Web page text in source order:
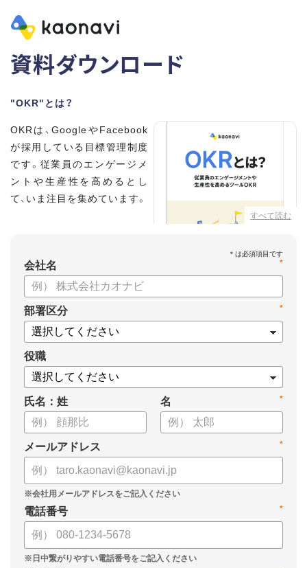
資料ダウンロード
"OKR"とは？
すべて読む
OKRは、GoogleやFacebook
が採用している目標管理制度
です。従業員のエンゲージメ
ントや生産性を高めるとし
て、いま注目を集めています。
・OKRと従来の目標管理制度
との違い
・OKRを導入、運用するにはどうすればいいのか
・OKRの運用を助けるツール
についてまとめましたので、ぜひお役立てください。
*
会社名
*
部署区分
役職
氏名：姓 *
名
*
メールアドレス
*
電話番号